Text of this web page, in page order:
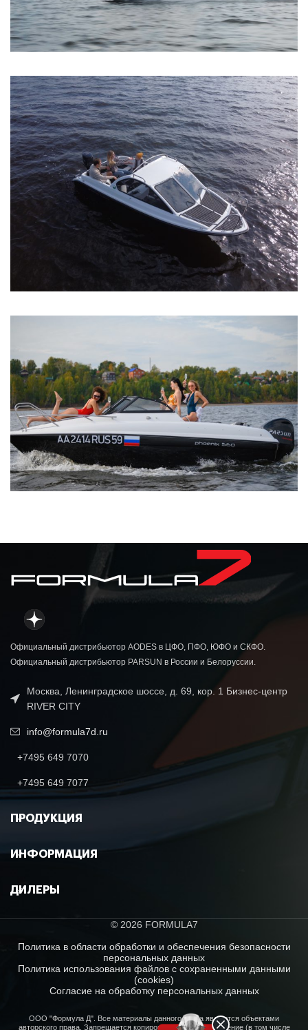
Официальный дистрибьютор AODES в ЦФО, ПФО, ЮФО и СКФО.
Официальный дистрибьютор PARSUN в России и Белоруссии.
Москва, Ленинградское шоссе, д. 69, кор. 1 Бизнес-центр
RIVER CITY
info@formula7d.ru
+7495 649 7070
+7495 649 7077
ПРОДУКЦИЯ
ИНФОРМАЦИЯ
ДИЛЕРЫ
© 2026 FORMULA7
Политика в области обработки и обеспечения безопасности
персональных данных
Политика использования файлов с сохраненными данными
(cookies)
Согласие на обработку персональных данных
ООО "Формула Д". Все материалы данного сайта являются объектами
авторского права. Запрещается копирование, распространение (в том числе